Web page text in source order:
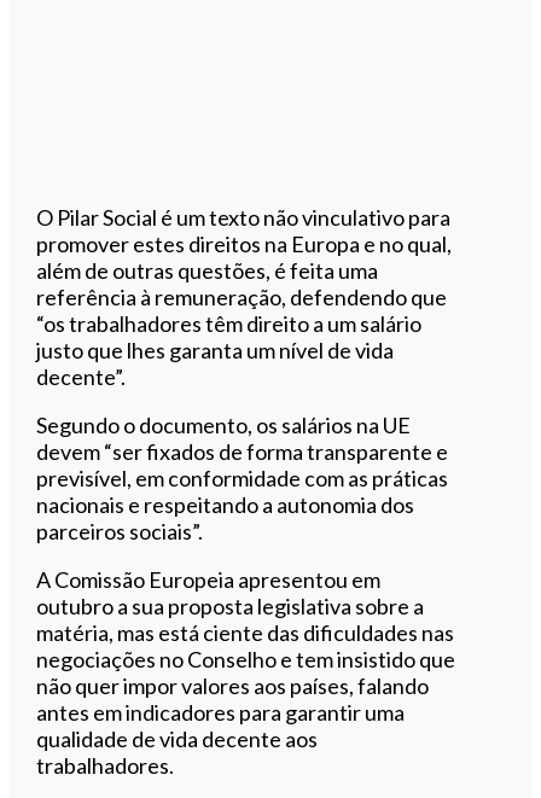
O Pilar Social é um texto não vinculativo para
promover estes direitos na Europa e no qual,
além de outras questões, é feita uma
referência à remuneração, defendendo que
“os trabalhadores têm direito a um salário
justo que lhes garanta um nível de vida
decente”.
Segundo o documento, os salários na UE
devem “ser fixados de forma transparente e
previsível, em conformidade com as práticas
nacionais e respeitando a autonomia dos
parceiros sociais”.
A Comissão Europeia apresentou em
outubro a sua proposta legislativa sobre a
matéria, mas está ciente das dificuldades nas
negociações no Conselho e tem insistido que
não quer impor valores aos países, falando
antes em indicadores para garantir uma
qualidade de vida decente aos
trabalhadores.